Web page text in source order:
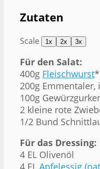
Zutaten
Scale 1x 2x 3x
Für den Salat:
400g Fleischwurst
200g Emmentaler,
100g
2 kleine rote
1/2 Bund
Für das Dressing:
4 EL Olivenöl
4 EL Apfelessig